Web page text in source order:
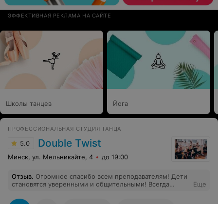
ЭФФЕКТИВНАЯ РЕКЛАМА НА САЙТЕ
Школы танцев Йога
ПРОФЕССИОНАЛЬНАЯ СТУДИЯ ТАНЦА
5.0 Double Twist
Минск, ул. Мельникайте, 4 до 19:00
Отзыв. Огромное спасибо всем преподавателям! Дети
становятся уверенными и общительными! Всегда
поддержка! Учатся всегда новому! Спасибо всем!
Еще